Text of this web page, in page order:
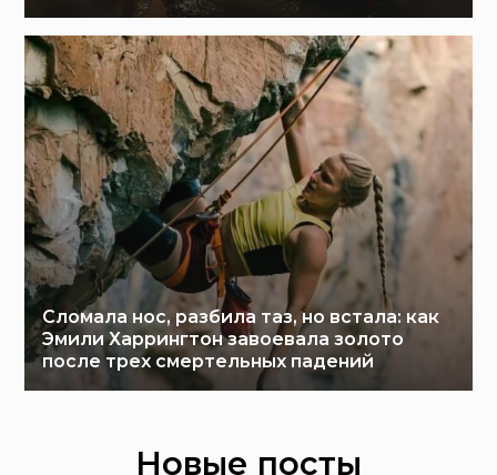
Сломала нос, разбила таз, но встала: как
Эмили Харрингтон завоевала золото
после трех смертельных падений
Новые посты